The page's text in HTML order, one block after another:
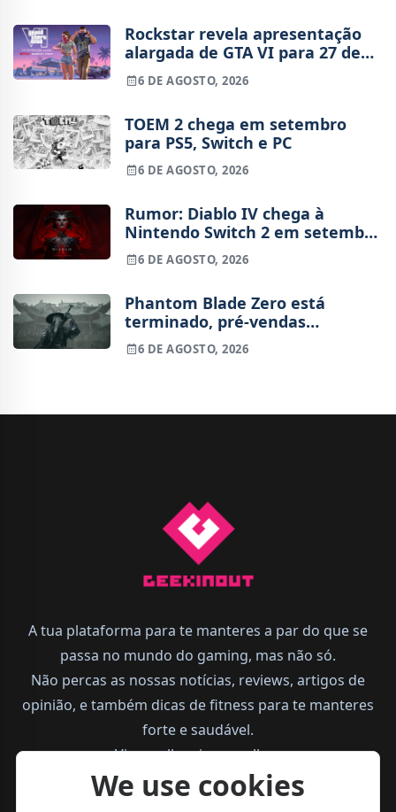
Rockstar revela apresentação
alargada de GTA VI para 27 de
agosto
6 DE AGOSTO, 2026
TOEM 2 chega em setembro
para PS5, Switch e PC
6 DE AGOSTO, 2026
Rumor: Diablo IV chega à
Nintendo Switch 2 em setembro
e vai custar o preço de um jogo
novo
6 DE AGOSTO, 2026
Phantom Blade Zero está
terminado, pré-vendas
começam na próxima semana
6 DE AGOSTO, 2026
A tua plataforma para te manteres a par do que se
passa no mundo do gaming, mas não só.
Não percas as nossas notícias, reviews, artigos de
opinião, e também dicas de fitness para te manteres
forte e saudável.
Vive melhor, joga melhor.
We use cookies